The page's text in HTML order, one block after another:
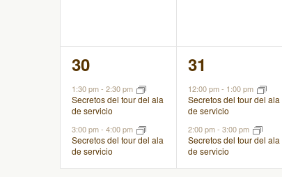
2
eventos,
30
1:30 pm- 2:30 pm
Secretos del tour del ala
de servicio
3:00 pm- 4:00 pm
Secretos del tour del ala
de servicio
2
eventos,
31
12:00 pm- 1:00 pm
Secretos del tour del ala
de servicio
2:00 pm-3:00 pm
Secretos del tour del ala
de servicio